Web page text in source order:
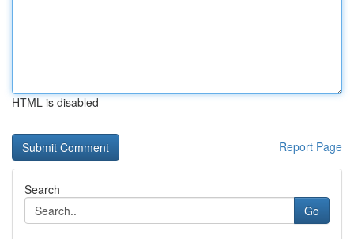
HTML is disabled
Report Page
Search
Go